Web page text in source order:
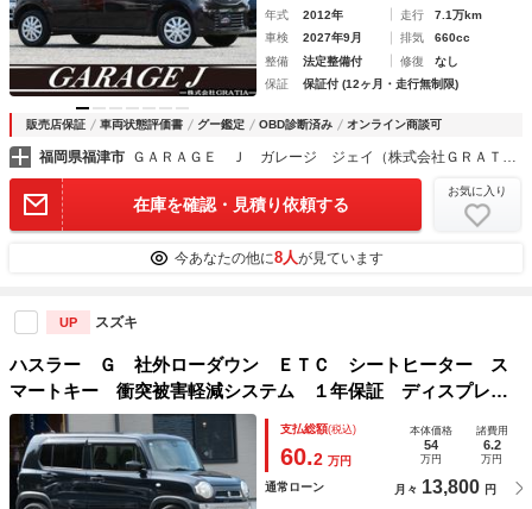
年式 2012年 走行
7.1万km
車検
2027年9月 排気
660cc
整備
法定整備付 修復
なし
保証
保証付 (12ヶ月・走行無制限)
販売店保証 車両状態評価書 グー鑑定 OBD診断済み オンライン商談可
福岡県福津市 ＧＡＲＡＧＥ Ｊ ガレージ ジェイ（株式会社ＧＲＡＴＩＡ）
在庫を確認・見積り依頼する
お気に入り
今あなたの他に8人が見ています
UP スズキ
ハスラー Ｇ 社外ローダウン ＥＴＣ シートヒーター ス
マートキー 衝突被害軽減システム １年保証 ディスプレイ
オーディオ Ｂｌｕｅｔｏｏｔｈ バックカメラ イベライザ
ー プッシュスタート オートエアコン
支払総額(税込)
60.2 万円
本体価格
54
万円
諸費用
6.2
万円
通常ローン 月々 13,800 円